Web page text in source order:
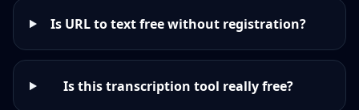
Is URL to text free without registration?
Is this transcription tool really free?